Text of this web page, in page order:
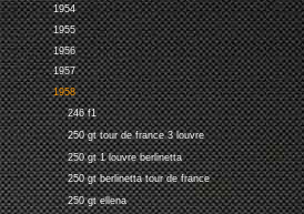
1954
1955
1956
1957
1958
246 f1
250 gt tour de france 3 louvre
250 gt 1 louvre berlinetta
250 gt berlinetta tour de france
250 gt ellena